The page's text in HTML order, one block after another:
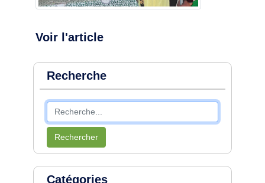
Voir l'article
Recherche
Rechercher
Catégories